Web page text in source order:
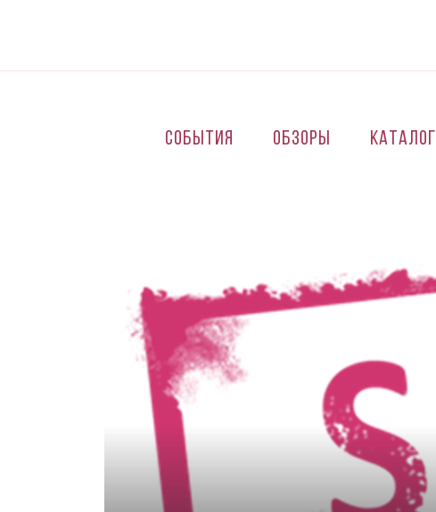
События Обзоры Каталог